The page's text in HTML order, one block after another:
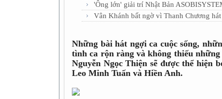
'Ông lớn' giải trí Nhật Bản
Vân Khánh bất ngờ vì Thanh Chương
Những bài hát ngợi ca cuộc sống,
tình ca rộn ràng và không thiếu
Nguyễn Ngọc Thiện sẽ được thể hiện
Leo Minh Tuấn và Hiền Anh.